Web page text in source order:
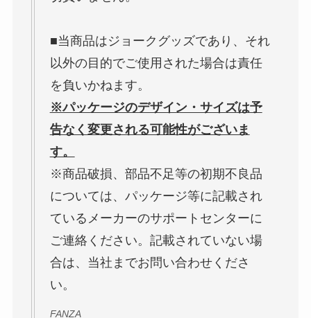
■当商品はジョークグッズであり、それ
以外の目的でご使用された場合は責任
を負いかねます。
※パッケージのデザイン・サイズは予
告なく変更される可能性がございま
す。
※商品破損、部品不足等の初期不良品
については、パッケージ等に記載され
ているメーカーのサポートセンターに
ご連絡ください。記載されていない場
合は、当社までお問い合わせくださ
い。
FANZA